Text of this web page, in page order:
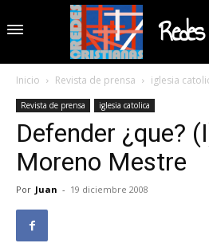
Inicio Revista de prensa iglesia
Revista de prensa iglesia catolica
Defender ¿que?
Moreno Mestre
Por Juan - 19 diciembre 2008